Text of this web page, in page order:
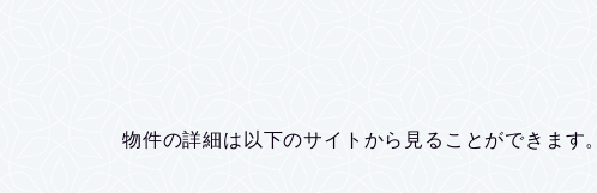
物件の詳細は以下のサイトから見ることができます。